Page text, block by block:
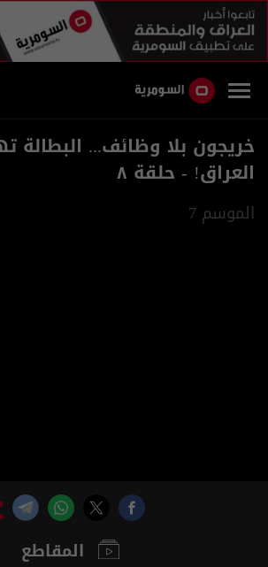
خريجون بلا وظائف... البطالة
العراق! - حلقة ٨
الموسم 7
المقاطع